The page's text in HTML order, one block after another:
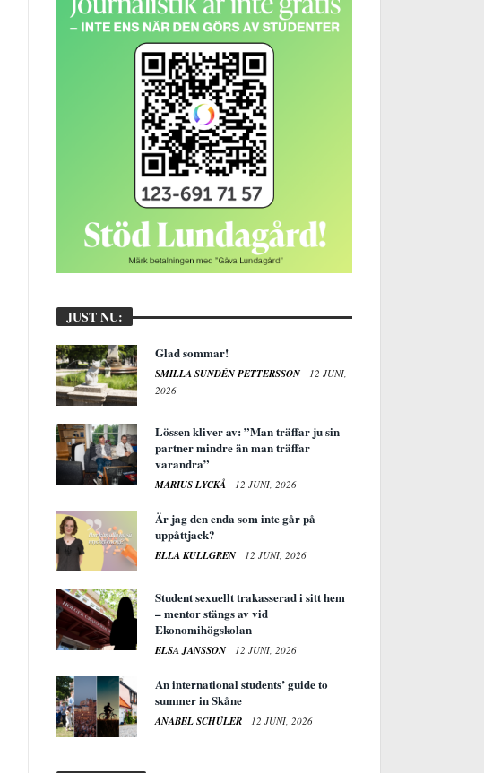
JUST NU:
Glad sommar!
SMILLA SUNDÉN PETTERSSON
12 JUNI,
2026
Lössen kliver av: ”Man träffar ju sin
partner mindre än man träffar
varandra”
MARIUS LYCKÅ 12 JUNI, 2026
Är jag den enda som inte går på
uppåttjack?
ELLA KULLGREN 12 JUNI, 2026
Student sexuellt trakasserad i sitt hem
– mentor stängs av vid
Ekonomihögskolan
ELSA JANSSON 12 JUNI, 2026
An international students’ guide to
summer in Skåne
ANABEL SCHÜLER 12 JUNI, 2026